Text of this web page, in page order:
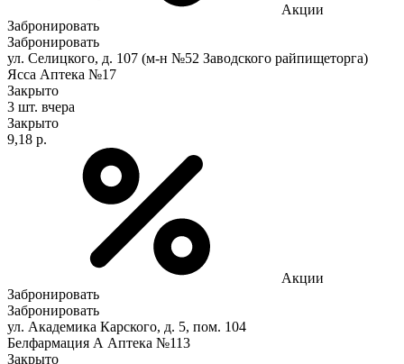
Акции
Забронировать
Забронировать
ул. Селицкого, д. 107 (м-н №52 Заводского райпищеторга)
Ясса Аптека №17
Закрыто
3 шт. вчера
Закрыто
9,18 р.
Акции
Забронировать
Забронировать
ул. Академика Карского, д. 5, пом. 104
Белфармация А Аптека №113
Закрыто